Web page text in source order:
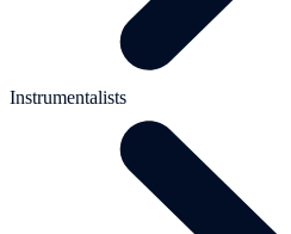
Instrumentalists